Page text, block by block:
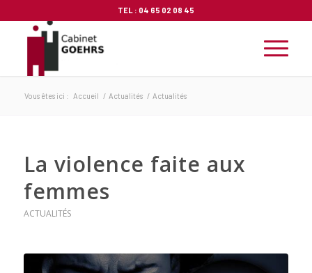
TEL : 04 65 02 08 45
Vous êtes ici : Accueil / Actualités / Actualités
La violence faite aux
femmes
ACTUALITÉS